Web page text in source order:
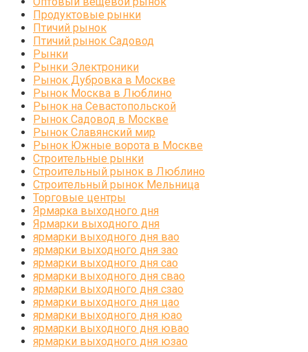
Продуктовые рынки
Птичий рынок
Птичий рынок Садовод
Рынки
Рынки Электроники
Рынок Дубровка в Москве
Рынок Москва в Люблино
Рынок на Севастопольской
Рынок Садовод в Москве
Рынок Славянский мир
Рынок Южные ворота в Москве
Строительные рынки
Строительный рынок в Люблино
Строительный рынок Мельница
Торговые центры
Ярмарка выходного дня
Ярмарки выходного дня
ярмарки выходного дня вао
ярмарки выходного дня зао
ярмарки выходного дня сао
ярмарки выходного дня свао
ярмарки выходного дня сзао
ярмарки выходного дня цао
ярмарки выходного дня юао
ярмарки выходного дня ювао
ярмарки выходного дня юзао